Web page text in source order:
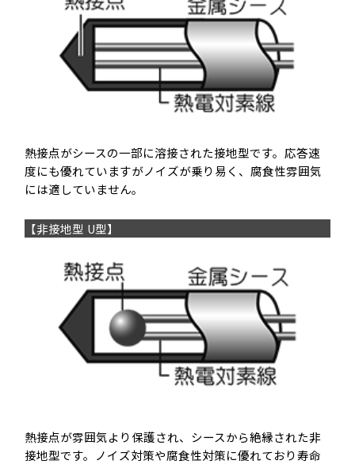
熱接点がシースの一部に溶接された接地型です。応答速
度にも優れていますがノイズが乗り易く、腐食性雰囲気
には適していません。
【非接地型 U型】
熱接点が雰囲気より保護され、シースから絶縁された非
接地型です。ノイズ対策や腐食性対策に優れており寿命